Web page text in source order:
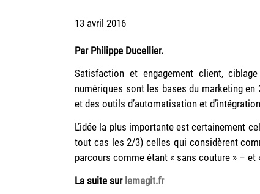
13 avril 2016
Par Philippe Ducellier.
Satisfaction et engagement client,
numériques sont les bases du marketing en
et des outils d’automatisation et
L’idée la plus importante est certainement
tout cas les 2/3) celles qui considèrent
parcours comme étant « sans couture » –
La suite sur lemagit.fr